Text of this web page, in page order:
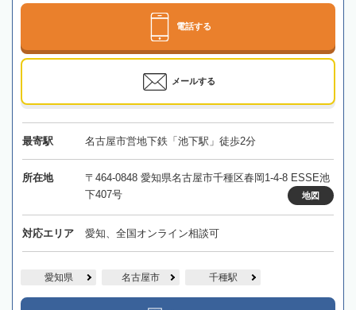
電話する
メールする
最寄駅 名古屋市営地下鉄「池下駅」徒歩2分
所在地
〒464-0848 愛知県名古屋市千種区春岡1-4-8 ESSE池
下407号
地図
対応エリア 愛知、全国オンライン相談可
愛知県 名古屋市 千種駅